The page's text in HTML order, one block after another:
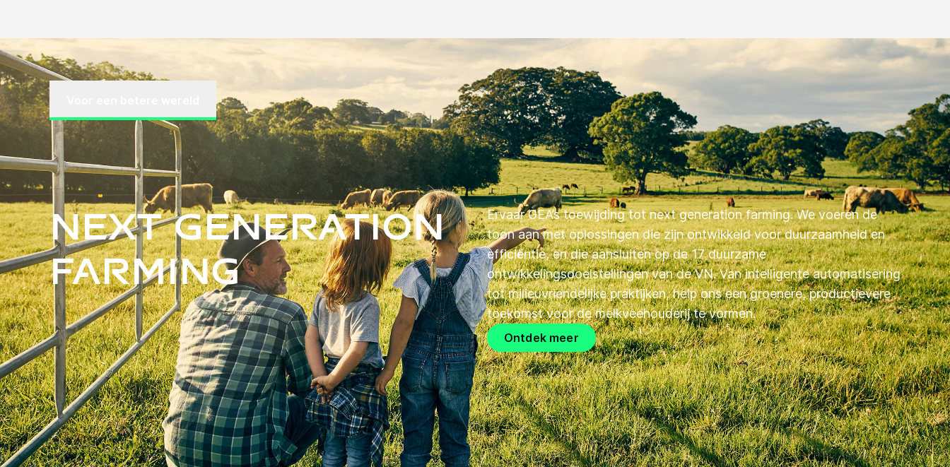
Next Generation
Farming
Ervaar GEA’s toewijding tot next generation farming. We voeren de
toon aan met oplossingen die zijn ontwikkeld voor duurzaamheid en
efficiëntie, en die aansluiten op de 17 duurzame
ontwikkelingsdoelstellingen van de VN. Van intelligente automatisering
tot milieuvriendelijke praktijken, help ons een groenere, productievere
toekomst voor de melkveehouderij te vormen.
Ontdek meer